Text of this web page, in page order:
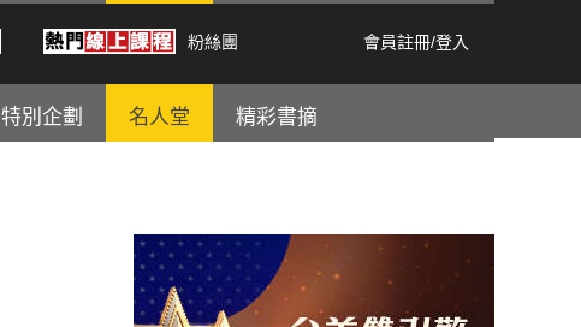
粉絲團 會員註冊/登入
特別企劃 名人堂 精彩書摘